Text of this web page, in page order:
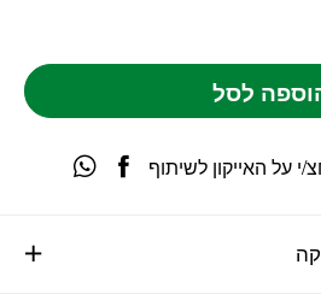
לסל
על האייקון לשיתוף